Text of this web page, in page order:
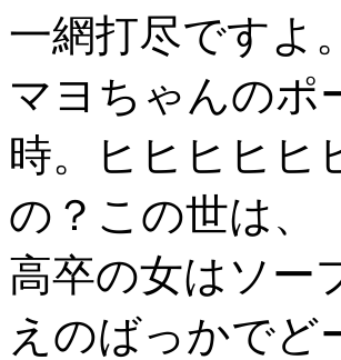
一網打尽ですよ
マヨちゃんのポ
時。ヒヒヒヒヒ
の？この世は、
高卒の女はソー
えのばっかでど